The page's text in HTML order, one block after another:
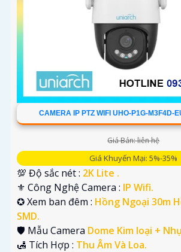
CAMERA IP PTZ WIFI UHO-P1G-M3F4D-
Giá Bán: liên hệ
Giá Khuyến Mại: 5%-35%
💯 Độ sắc nét : 2K Lite .
⚜️ Công Nghệ Camera : IP Wifi.
✪ Xem ban đêm : Hồng Ngoại 30m
SMD.
🛡 Mẫu Camera Dome Kim loại +
️🛃 Tích Hợp : Thu Âm Và Loa.